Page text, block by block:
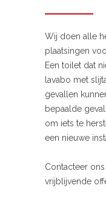
Wij doen alle
plaatsingen
Een toilet dat
lavabo met
gevallen
bepaalde
om iets te
een nieuwe
Contacteer
vrijblijvende